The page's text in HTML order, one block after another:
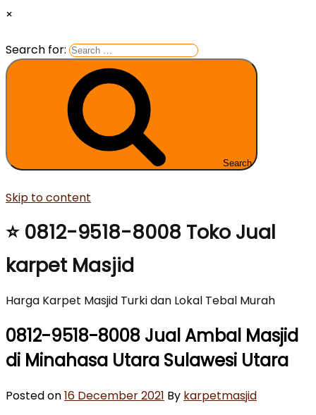
×
Search for:
Search
Skip to content
⭐ 0812-9518-8008 Toko Jual
karpet Masjid
Harga Karpet Masjid Turki dan Lokal Tebal Murah
0812-9518-8008 Jual Ambal Masjid
di Minahasa Utara Sulawesi Utara
Posted on16 December 2021 By karpetmasjid